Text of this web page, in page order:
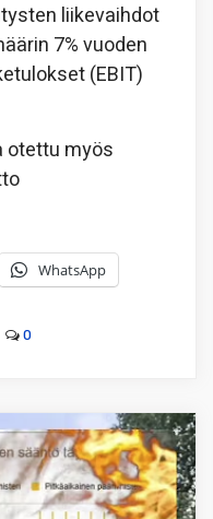
liikevaihdot
7% vuoden
(EBIT)
otettu myös
WhatsApp
0